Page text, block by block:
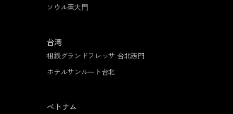
ソウル東大門
台湾
相鉄グランドフレッサ 台北西門
ホテルサンルート台北
ベトナム